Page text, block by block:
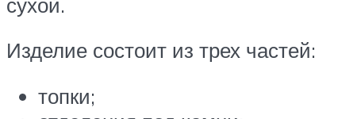
Изделие состоит из трех частей:
топки;